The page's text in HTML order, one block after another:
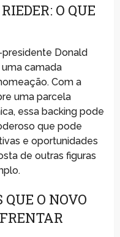
O QUE
Donald
uma camada
Com a
uma parcela
essa backing pode
que pode
e oportunidades
de outras figuras
O NOVO